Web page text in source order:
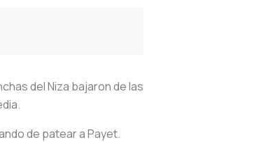
del Niza bajaron de las
de patear a Payet.